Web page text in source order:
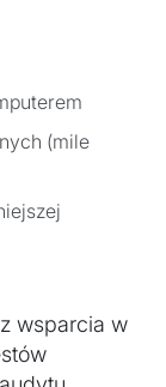
(mile
wsparcia w